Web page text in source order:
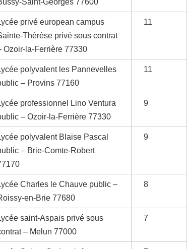
Saint-Georges 77600
privé european campus
Thérèse privé sous contrat
Ozoir-la-Ferrière 77330
11
polyvalent les Pannevelles
– Provins 77160
11
professionnel Lino Ventura
– Ozoir-la-Ferrière 77330
9
polyvalent Blaise Pascal
– Brie-Comte-Robert
9
Charles le Chauve public –
en-Brie 77680
8
saint-Aspais privé sous
– Melun 77000
7